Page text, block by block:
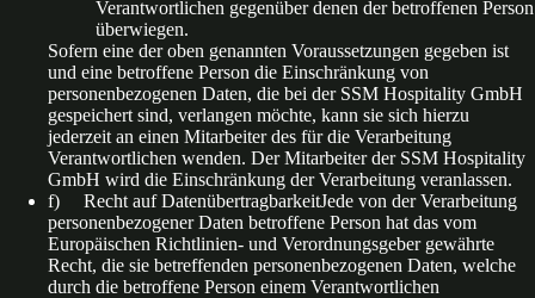
Verantwortlichen gegenüber denen der betroffenen Person
überwiegen.
Sofern eine der oben genannten Voraussetzungen gegeben ist
und eine betroffene Person die Einschränkung von
personenbezogenen Daten, die bei der SSM Hospitality GmbH
gespeichert sind, verlangen möchte, kann sie sich hierzu
jederzeit an einen Mitarbeiter des für die Verarbeitung
Verantwortlichen wenden. Der Mitarbeiter der SSM Hospitality
GmbH wird die Einschränkung der Verarbeitung veranlassen.
f) Recht auf DatenübertragbarkeitJede von der Verarbeitung
personenbezogener Daten betroffene Person hat das vom
Europäischen Richtlinien- und Verordnungsgeber gewährte
Recht, die sie betreffenden personenbezogenen Daten, welche
durch die betroffene Person einem Verantwortlichen